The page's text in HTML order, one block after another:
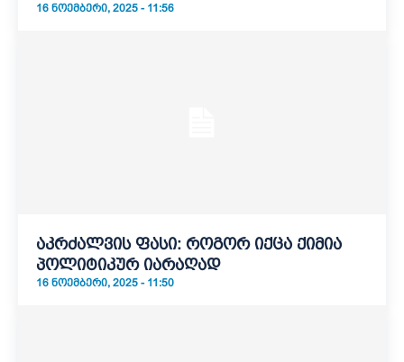
16 ᲜᲝᲔᲛᲑᲔᲠᲘ, 2025 - 11:56
აკრძალვის ფასი: როგორ იქცა ქიმია
პოლიტიკურ იარაღად
16 ᲜᲝᲔᲛᲑᲔᲠᲘ, 2025 - 11:50